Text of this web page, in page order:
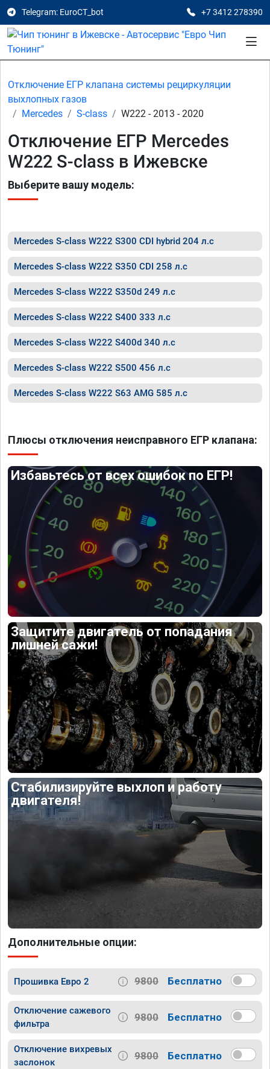
Telegram: EuroCT_bot +7 3412 278390
Отключение ЕГР клапана системы рециркуляции
выхлопных газов
Mercedes
S-class W222 - 2013 - 2020
Отключение ЕГР Mercedes
W222 S-class в Ижевске
Выберите вашу модель:
Mercedes S-class W222 S300 CDI hybrid 204 л.с
Mercedes S-class W222 S350 CDI 258 л.с
Mercedes S-class W222 S350d 249 л.с
Mercedes S-class W222 S400 333 л.с
Mercedes S-class W222 S400d 340 л.с
Mercedes S-class W222 S500 456 л.с
Mercedes S-class W222 S63 AMG 585 л.с
Плюсы отключения неисправного ЕГР клапана:
Избавьтесь от всех ошибок по ЕГР!
Защитите двигатель от попадания
лишней сажи!
Стабилизируйте выхлоп и работу
двигателя!
Дополнительные опции:
Прошивка Евро 2 9800 Бесплатно
Отключение сажевого
фильтра
9800 Бесплатно
Отключение вихревых
заслонок
9800 Бесплатно